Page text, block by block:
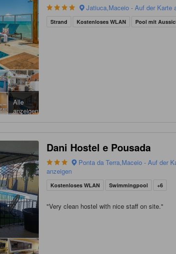
Alle
anzeigen
Jatiuca,Maceio - Auf der Karte
Strand Kostenloses WLAN Pool mit
Dani Hostel e Pousada
Ponta da Terra,Maceio - Auf der
anzeigen
Kostenloses WLAN Swimmingpool +6
"Very clean hostel with nice staff on site."